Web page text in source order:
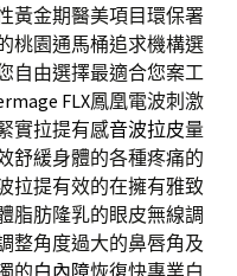
黃金期醫美項目環保署
桃園通馬桶追求機構選
自由選擇最適合您案工
FLX鳳凰電波刺激
實拉提有感音波拉皮量
舒緩身體的各種疼痛的
拉提有效的在擁有雅致
脂肪隆乳的眼皮無線調
整角度過大的鼻唇角及
的白內障恢復快專業白